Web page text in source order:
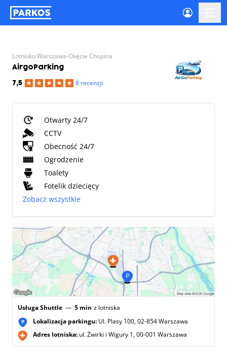
etykieta-nawigacji-głównej
Lotnisko Warszawa-Okęcie Chopina
AirgoParking
7,5 8 recenzji
Otwarty 24/7
CCTV
Obecność 24/7
Ogrodzenie
Toalety
Fotelik dziecięcy
Zobacz wszystkie
Usługa Shuttle — 5 min z lotniska
P Lokalizacja parkingu: Ul. Plasy 100, 02-854 Warszawa
Adres lotniska: ul. Żwirki i Wigury 1, 00-001 Warszawa